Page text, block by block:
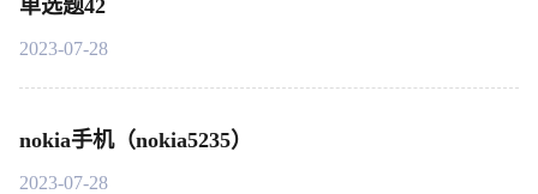
单选题42
2023-07-28
nokia手机（nokia5235）
2023-07-28